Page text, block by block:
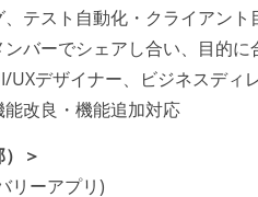
、テスト自動化・クライアン
バーでシェアし合い、目的
UXデザイナー、ビジネスディ
能改良・機能追加対応
＞
リーアプリ)